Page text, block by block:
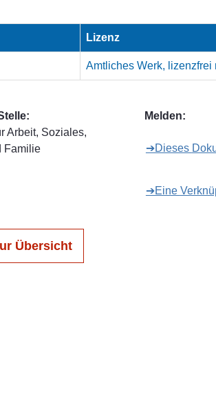
Lizenz
Amtliches Werk, lizenzfrei
Arbeit, Soziales,
Familie
Melden:
➔Eine
Übersicht